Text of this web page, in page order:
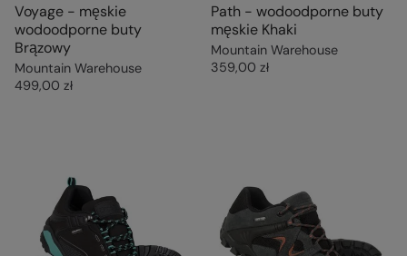
Voyage - męskie
wodoodporne buty
Brązowy
Mountain Warehouse
499,00 zł
Path - wodoodporne buty
męskie Khaki
Mountain Warehouse
359,00 zł